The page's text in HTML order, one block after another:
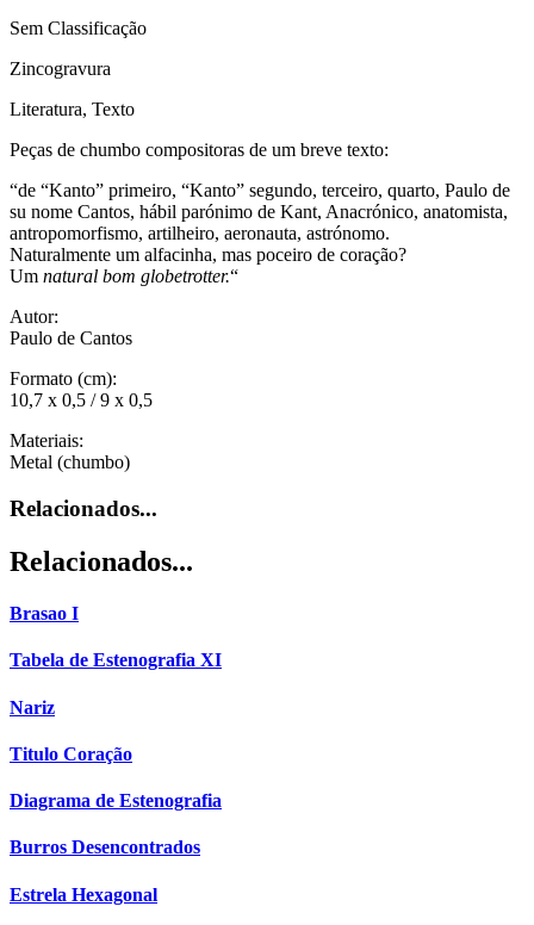
Sem Classificação
Zincogravura
Literatura, Texto
Peças de chumbo compositoras de um breve texto:
“de “Kanto” primeiro, “Kanto” segundo, terceiro, quarto, Paulo de
su nome Cantos, hábil parónimo de Kant, Anacrónico, anatomista,
antropomorfismo, artilheiro, aeronauta, astrónomo.
Naturalmente um alfacinha, mas poceiro de coração?
Um natural bom globetrotter.“
Autor:
Paulo de Cantos
Formato (cm):
10,7 x 0,5 / 9 x 0,5
Materiais:
Metal (chumbo)
Relacionados...
Relacionados...
Brasao I
Tabela de Estenografia XI
Nariz
Titulo Coração
Diagrama de Estenografia
Burros Desencontrados
Estrela Hexagonal